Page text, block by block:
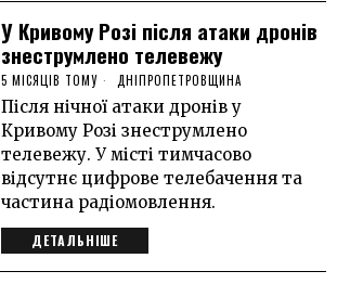
У Кривому Розі після атаки дронів
знеструмлено телевежу
5 МІСЯЦІВ ТОМУ ДНІПРОПЕТРОВЩИНА
Після нічної атаки дронів у
Кривому Розі знеструмлено
телевежу. У місті тимчасово
відсутнє цифрове телебачення та
частина радіомовлення.
ДЕТАЛЬНІШЕ